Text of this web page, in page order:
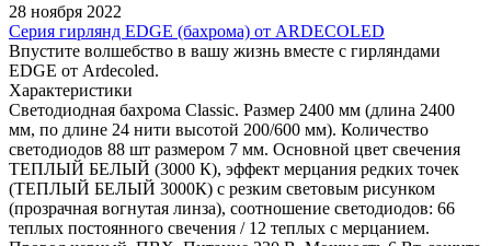
28 ноября 2022
Серия гирлянд EDGE (бахрома) от ARDECOLED
Впустите волшебство в вашу жизнь вместе с гирляндами
EDGE от Ardecoled.
Характеристики
Светодиодная бахрома Classic. Размер 2400 мм (длина 2400
мм, по длине 24 нити высотой 200/600 мм). Количество
светодиодов 88 шт размером 7 мм. Основной цвет свечения
ТЕПЛЫЙ БЕЛЫЙ (3000 К), эффект мерцания редких точек
(ТЕПЛЫЙ БЕЛЫЙ 3000К) с резким световым рисунком
(прозрачная вогнутая линза), соотношение светодиодов: 66
теплых постоянного свечения / 12 теплых с мерцанием.